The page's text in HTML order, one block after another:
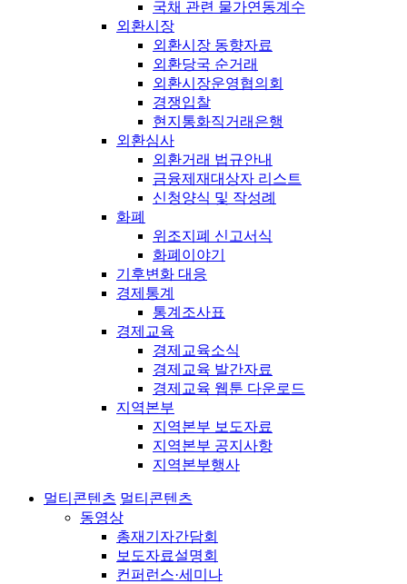
국채 관련 물가연동계수
외환시장
외환시장 동향자료
외환당국 순거래
외환시장운영협의회
경쟁입찰
현지통화직거래은행
외환심사
외환거래 법규안내
금융제재대상자 리스트
신청양식 및 작성례
화폐
위조지폐 신고서식
화폐이야기
기후변화 대응
경제통계
통계조사표
경제교육
경제교육소식
경제교육 발간자료
경제교육 웹툰 다운로드
지역본부
지역본부 보도자료
지역본부 공지사항
지역본부행사
멀티콘텐츠 멀티콘텐츠
동영상
총재기자간담회
보도자료설명회
컨퍼런스·세미나